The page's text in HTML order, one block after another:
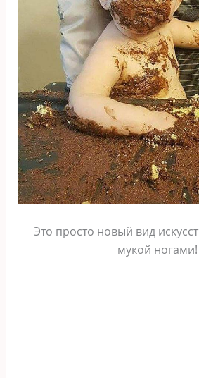
Это просто новый вид
мукой ногами!